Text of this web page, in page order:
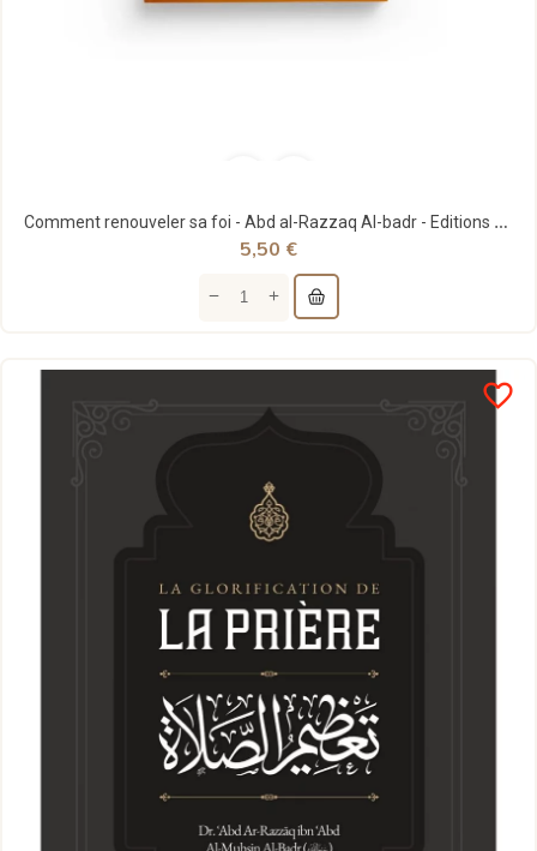
Comment renouveler sa foi - Abd al-Razzaq Al-badr - Editions Tabari
5,50 €
favorite_border